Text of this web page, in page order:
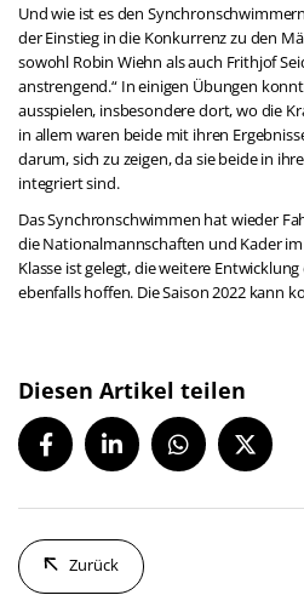
Und wie ist es den
der Einstieg in die Konkurrenz zu den
sowohl Robin Wiehn als auch Frithjof
anstrengend.“ In einigen Übungen
ausspielen, insbesondere dort, wo die
in allem waren beide mit ihren
darum, sich zu zeigen, da sie beide in
integriert sind.
Das Synchronschwimmen hat wieder
die Nationalmannschaften und Kader
Klasse ist gelegt, die weitere
ebenfalls hoffen. Die Saison 2022 kann
Diesen Artikel teilen
Zurück